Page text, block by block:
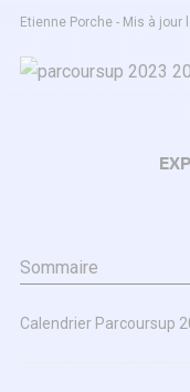
Etienne Porche - Mis à jour
Sommaire
Calendrier Parcoursup